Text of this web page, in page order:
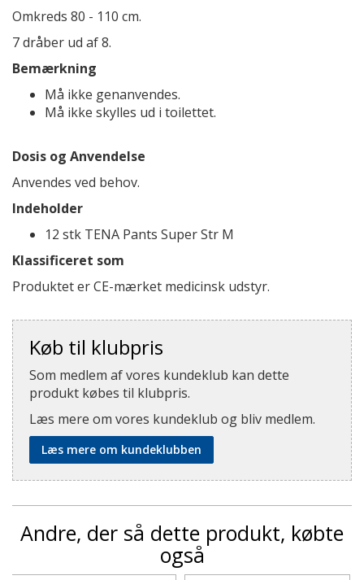
Omkreds 80 - 110 cm.
7 dråber ud af 8.
Bemærkning
Må ikke genanvendes.
Må ikke skylles ud i toilettet.
Dosis og Anvendelse
Anvendes ved behov.
Indeholder
12 stk TENA Pants Super Str M
Klassificeret som
Produktet er CE-mærket medicinsk udstyr.
Køb til klubpris
Som medlem af vores kundeklub kan dette
produkt købes til klubpris.
Læs mere om vores kundeklub og bliv medlem.
Læs mere om kundeklubben
Andre, der så dette produkt, købte
også